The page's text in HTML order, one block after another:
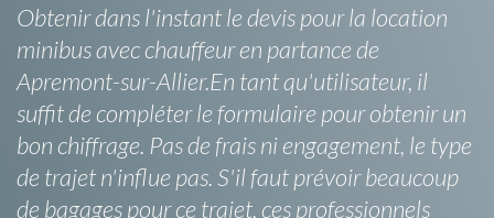
Obtenir dans l'instant le devis pour la location
minibus avec chauffeur en partance de
Apremont-sur-Allier.En tant qu'utilisateur, il
suffit de compléter le formulaire pour obtenir un
bon chiffrage. Pas de frais ni engagement, le type
de trajet n'influe pas. S'il faut prévoir beaucoup
de bagages pour ce trajet, ces professionnels